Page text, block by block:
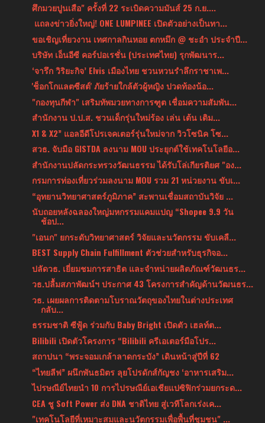
ศึกมวยปูนเสือ" ครั้งที่ 22 ระเบิดความมันส์ 25 ก.ย....
แถลงข่าวยิ่งใหญ่! ONE LUMPINEE เปิดตัวอย่างเป็นทา...
ขอเชิญเที่ยวงาน เทศกาลกินหอย ตกหมึก @ ชะอำ ประจำปี...
บริษัท เอ็นอีซี คอร์ปอเรชั่น (ประเทศไทย) รุกพัฒนาร...
‘จารึก วิริยะกิจ’ Elvis เมืองไทย ชวนหวนรำลึกราชาเพ...
'ช็อกโกแลตซีสต์' ภัยร้ายใกล้ตัวผู้หญิง ปวดท้องน้อ...
"กองทุนกีฬา" เสริมทัพมวยทางการฑูต เชื่อมความสัมพัน...
สำนักงาน ป.ป.ส. ชวนเด็กรุ่นใหม่ร้อง เล่น เต้น เติม...
X1 & X2” แอลอีดีโปรเจคเตอร์รุ่นใหม่จาก วิวโซนิค โซ...
สวธ. จับมือ GISTDA ลงนาม MOU ประยุกต์ใช้เทคโนโลยีอ...
สำนักงานปลัดกระทรวงวัฒนธรรม ได้รับโล่เกียรติยศ "อง...
กรมการท่องเที่ยวร่วมลงนาม MOU รวม 21 หน่วยงาน ขับเ...
“อุทยานวิทยาศาสตร์ภูมิภาค” สะพานเชื่อมสถาบันวิจัย ...
นับถอยหลังฉลองใหญ่มหกรรมแคมแปญ “Shopee 9.9 วัน
ช้อป...
"เอนก" ยกระดับวิทยาศาสตร์ วิจัยและนวัตกรรม ขับเคลื...
BEST Supply Chain Fulfillment ตัวช่วยสำหรับธุรกิจอ...
ปลัดวธ. เยี่ยมชมการสาธิต และจำหน่ายผลิตภัณฑ์วัฒนธร...
วธ.ปลื้มสภาพัฒน์ฯ ประกาศ 43 โครงการสำคัญด้านวัฒนธร...
วธ. เผยผลการติดตามโบราณวัตถุของไทยในต่างประเทศ
กลับ...
ธรรมชาติ ซีฟู้ด ร่วมกับ Baby Bright เปิดตัว เฮลท์ต...
Bilibili เปิดตัวโครงการ “Bilibili ครีเอเตอร์มือโปร...
สถาปนา “พระจอมเกล้าลาดกระบัง” เดินหน้าสู่ปีที่ 62
“ไทยลีฟ” ผนึกพันธมิตร ลุยโปรดักส์กัญชง ‘อาหารเสริม...
ไปรษณีย์ไทยนำ 10 การไปรษณืย์เอเชียแปซิฟิกร่วมยกระด...
CEA ชู Soft Power ส่ง DNA ชาติไทย สู่เวทีโลกเร่งเค...
"เทคโนโลยีที่เหมาะสมและนวัตกรรมเพื่อพื้นที่ชุมชน" ...